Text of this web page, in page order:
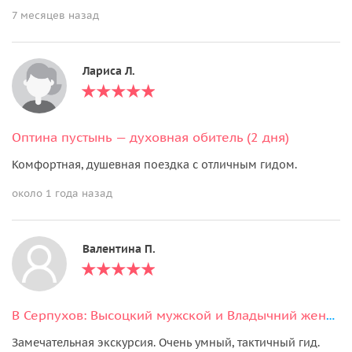
7 месяцев назад
Лариса Л.
Оптина пустынь — духовная обитель (2 дня)
Комфортная, душевная поездка с отличным гидом.
около 1 года назад
Валентина П.
В Серпухов: Высоцкий мужской и Владычний женский монастыри
Замечательная экскурсия. Очень умный, тактичный гид.